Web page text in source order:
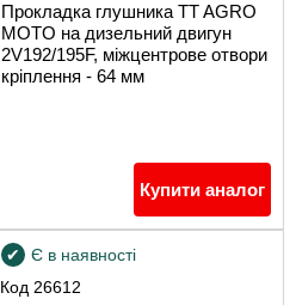
Прокладка глушника TT AGRO
MOTO на дизельний двигун
2V192/195F, міжцентрове отвори
кріплення - 64 мм
Купити аналог
Код 26612
Є в наявності